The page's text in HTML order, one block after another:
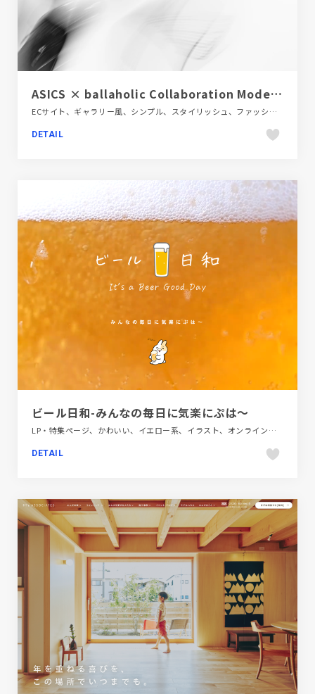
ASICS × ballaholic Collaboration Model UNPRE ARS LOW 3 -STREETMOVE Vol.0-
ECサイト、ギャラリー風、シンプル、スタイリッシュ、ファッション・ビューティー、ブランド・サービスサイト、ホワイト系
DETAIL
ビール日和-みんなの毎日に気楽にぷは～
LP・特集ページ、かわいい、イエロー系、イラスト、オンラインサービス、ギャラリー風、ブランド・サービスサイト、動画が流れる、飲料・食品
DETAIL